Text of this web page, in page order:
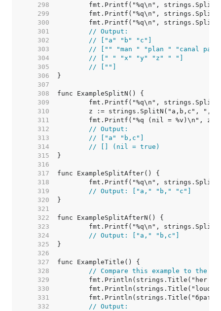
   298
   299
   300
   301
// Output:
   302
// ["a" "b" "c"]
   303
// ["" "man " "plan " "canal
   304
// [" " "x" "y" "z" " "]
   305
// [""]
   306
   307
   308
   309
   310
   311
   312
// Output:
   313
// ["a" "b,c"]
   314
// [] (nil = true)
   315
   316
   317
   318
   319
// Output: ["a," "b," "c"]
   320
   321
   322
   323
   324
// Output: ["a," "b,c"]
   325
   326
   327
   328
// Compare this example to the
   329
   330
   331
   332
// Output: